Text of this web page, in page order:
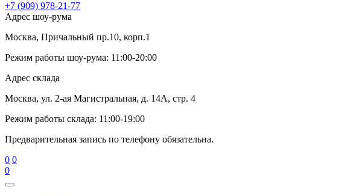
+7 (909) 978-21-77
Адрес шоу-рума
Москва, Причальный пр.10, корп.1
Режим работы шоу-рума: 11:00-20:00
Адрес склада
Москва, ул. 2-ая Магистральная, д. 14А, стр. 4
Режим работы склада: 11:00-19:00
Предварительная запись по телефону обязательна.
0 0
0